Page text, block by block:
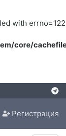
with errno=122
core/
Регистрация